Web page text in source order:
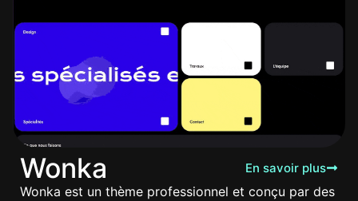
Wonka En savoir plus
Wonka est un thème professionnel et conçu par des